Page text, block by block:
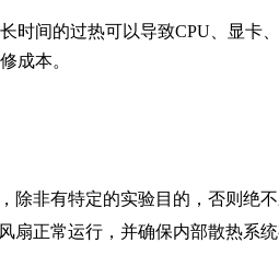
时间的过热可以导致CPU、显卡
成本。
除非有特定的实验目的，否则绝
扇正常运行，并确保内部散热系